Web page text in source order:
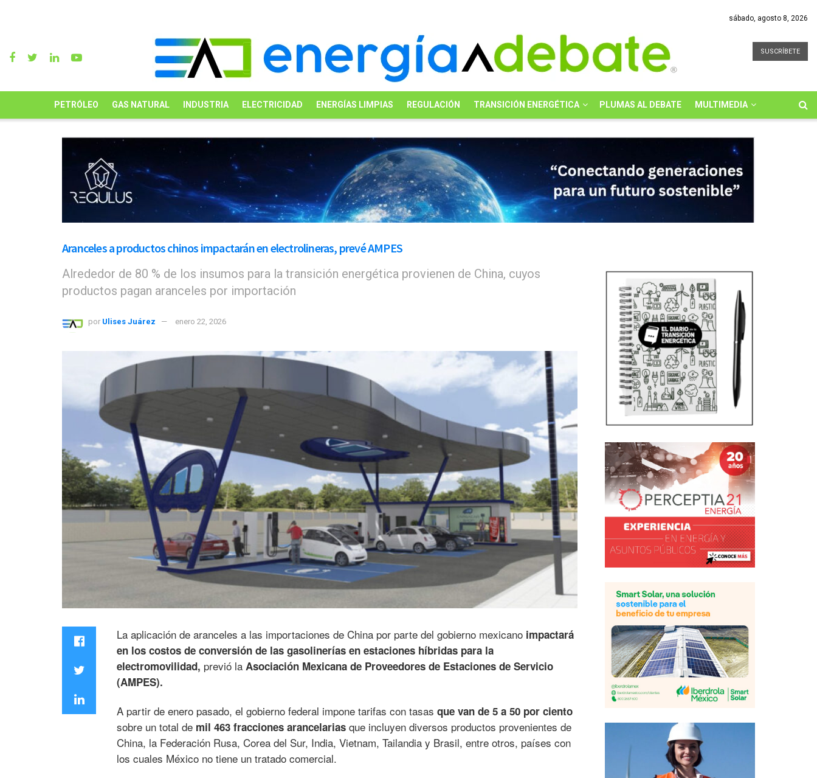
sábado, agosto 8, 2026
SUSCRÍBETE
PETRÓLEO GAS NATURAL INDUSTRIA ELECTRICIDAD ENERGÍAS LIMPIAS REGULACIÓN TRANSICIÓN ENERGÉTICA PLUMAS AL DEBATE MULTIMEDIA
Aranceles a productos chinos impactarán en electrolineras, prevé AMPES
Alrededor de 80 % de los insumos para la transición energética provienen de China, cuyos
productos pagan aranceles por importación
por Ulises Juárez enero 22, 2026
La aplicación de aranceles a las importaciones de China por parte del gobierno mexicano impactará
en los costos de conversión de las gasolinerías en estaciones híbridas para la
electromovilidad, previó la Asociación Mexicana de Proveedores de Estaciones de Servicio
(AMPES).
A partir de enero pasado, el gobierno federal impone tarifas con tasas que van de 5 a 50 por ciento
sobre un total de mil 463 fracciones arancelarias que incluyen diversos productos provenientes de
China, la Federación Rusa, Corea del Sur, India, Vietnam, Tailandia y Brasil, entre otros, países con
los cuales México no tiene un tratado comercial.